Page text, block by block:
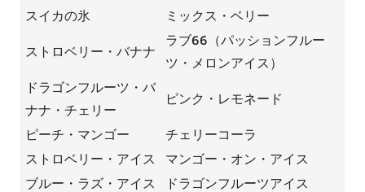
スイカの氷 ミックス・ベリー
ストロベリー・バナナ
ラブ66（パッションフルー
ツ・メロンアイス）
ドラゴンフルーツ・バ
ナナ・チェリー
ピンク・レモネード
ピーチ・マンゴー
チェリーコーラ
ストロベリー・アイス
マンゴー・オン・アイス
ブルー・ラズ・アイス
ドラゴンフルーツアイス